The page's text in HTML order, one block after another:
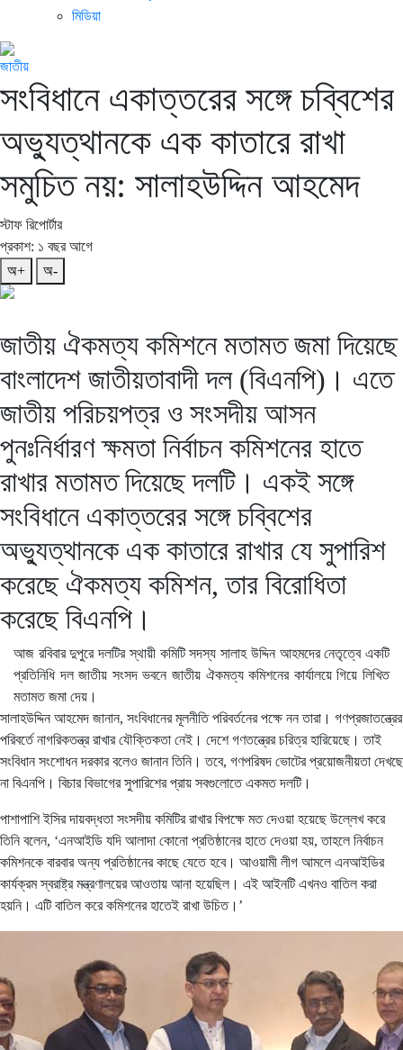
মিডিয়া
জাতীয়
সংবিধানে একাত্তরের সঙ্গে চব্বিশের
অভ্যুত্থানকে এক কাতারে রাখা
সমুচিত নয়: সালাহউদ্দিন আহমেদ
স্টাফ রিপোর্টার
প্রকাশ: ১ বছর আগে
অ+
অ-
জাতীয় ঐকমত্য কমিশনে মতামত জমা দিয়েছে
বাংলাদেশ জাতীয়তাবাদী দল (বিএনপি)। এতে
জাতীয় পরিচয়পত্র ও সংসদীয় আসন
পুনঃনির্ধারণ ক্ষমতা নির্বাচন কমিশনের হাতে
রাখার মতামত দিয়েছে দলটি। একই সঙ্গে
সংবিধানে একাত্তরের সঙ্গে চব্বিশের
অভ্যুত্থানকে এক কাতারে রাখার যে সুপারিশ
করেছে ঐকমত্য কমিশন, তার বিরোধিতা
করেছে বিএনপি।
আজ রবিবার দুপুরে দলটির স্থায়ী কমিটি সদস্য সালাহ উদ্দিন আহমদের নেতৃত্বে একটি
প্রতিনিধি দল জাতীয় সংসদ ভবনে জাতীয় ঐকমত্য কমিশনের কার্যালয়ে গিয়ে লিখিত
মতামত জমা দেয়।
সালাহউদ্দিন আহমেদ জানান, সংবিধানের মূলনীতি পরিবর্তনের পক্ষে নন তারা। গণপ্রজাতন্ত্রের
পরিবর্তে নাগরিকতন্ত্র রাখার যৌক্তিকতা নেই। দেশে গণতন্ত্রের চরিত্র হারিয়েছে। তাই
সংবিধান সংশোধন দরকার বলেও জানান তিনি। তবে, গণপরিষদ ভোটের প্রয়োজনীয়তা দেখছে
না বিএনপি। বিচার বিভাগের সুপারিশের প্রায় সবগুলোতে একমত দলটি।
পাশাপাশি ইসির দায়বদ্ধতা সংসদীয় কমিটির রাখার বিপক্ষে মত দেওয়া হয়েছে উল্লেখ করে
তিনি বলেন, ‘এনআইডি যদি আলাদা কোনো প্রতিষ্ঠানের হাতে দেওয়া হয়, তাহলে নির্বাচন
কমিশনকে বারবার অন্য প্রতিষ্ঠানের কাছে যেতে হবে। আওয়ামী লীগ আমলে এনআইডির
কার্যক্রম স্বরাষ্ট্র মন্ত্রণালয়ের আওতায় আনা হয়েছিল। এই আইনটি এখনও বাতিল করা
হয়নি। এটি বাতিল করে কমিশনের হাতেই রাখা উচিত।’